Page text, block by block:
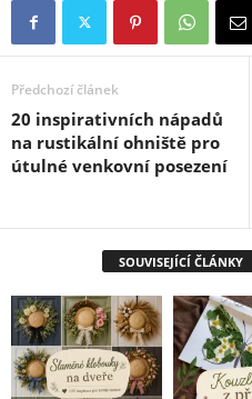
Předchozí článek
20 inspirativních nápadů
na rustikální ohniště pro
útulné venkovní posezení
SOUVISEJÍCÍ ČLÁNKY